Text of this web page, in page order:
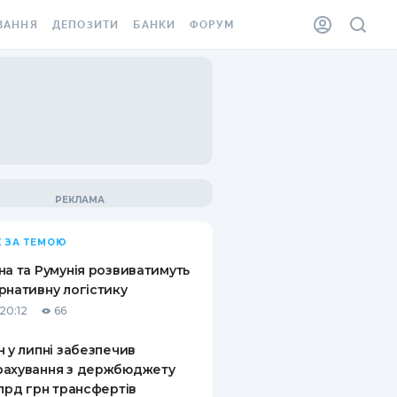
ВІНЬЄТКА
ВІД
ВИПАДКІВ
ДЕПОЗИТИ
ПИТАННЯ ТА ВІДПОВІДІ
ДЕПОЗИТНИЙ КАЛЬКУЛЯТОР
ПУТІВНИКИ ПО
БАНКИ ФОРУМ
ЗА ТЕМОЮ
та Румунія розвиватимуть
логістику
66
у липні забезпечив
з держбюджету
грн трансфертів